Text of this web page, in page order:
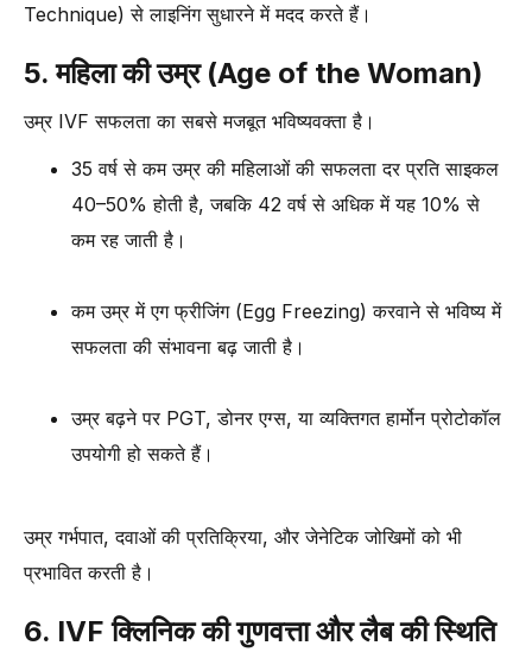
Technique) से लाइनिंग सुधारने में मदद करते हैं।
5. महिला की उम्र (Age of the Woman)
उम्र IVF सफलता का सबसे मजबूत भविष्यवक्ता है।
35 वर्ष से कम उम्र की महिलाओं की सफलता दर प्रति साइकल
40–50% होती है, जबकि 42 वर्ष से अधिक में यह 10% से
कम रह जाती है।
कम उम्र में एग फ्रीजिंग (Egg Freezing) करवाने से भविष्य में
सफलता की संभावना बढ़ जाती है।
उम्र बढ़ने पर PGT, डोनर एग्स, या व्यक्तिगत हार्मोन प्रोटोकॉल
उपयोगी हो सकते हैं।
उम्र गर्भपात, दवाओं की प्रतिक्रिया, और जेनेटिक जोखिमों को भी
प्रभावित करती है।
6. IVF क्लिनिक की गुणवत्ता और लैब की स्थिति